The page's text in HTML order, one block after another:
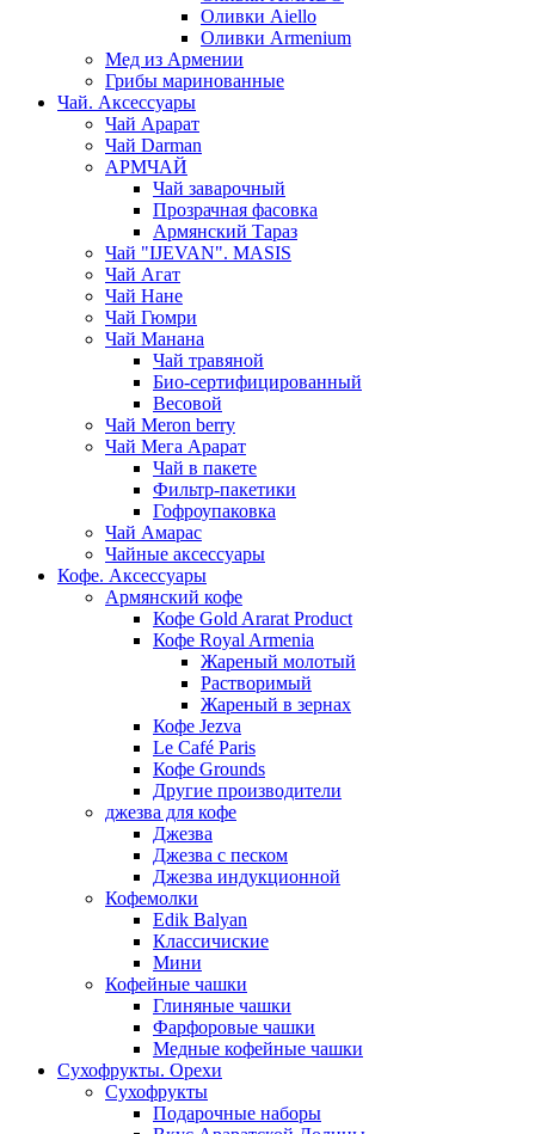
Оливки Aiello
Оливки Armenium
Мед из Армении
Грибы маринованные
Чай. Аксессуары
Чай Арарат
Чай Darman
АРМЧАЙ
Чай заварочный
Прозрачная фасовка
Армянский Тараз
Чай "IJEVAN". MASIS
Чай Агат
Чай Нане
Чай Гюмри
Чай Манана
Чай травяной
Био-сертифицированный
Весовой
Чай Meron berry
Чай Мега Арарат
Чай в пакете
Фильтр-пакетики
Гофроупаковка
Чай Амарас
Чайные аксессуары
Кофе. Аксессуары
Армянский кофе
Кофе Gold Ararat Product
Кофе Royal Armenia
Жареный молотый
Растворимый
Жареный в зернах
Кофе Jezva
Le Café Paris
Кофе Grounds
Другие производители
джезва для кофе
Джезва
Джезва с песком
Джезва индукционной
Кофемолки
Edik Balyan
Классичиские
Мини
Кофейные чашки
Глиняные чашки
Фарфоровые чашки
Медные кофейные чашки
Сухофрукты. Орехи
Сухофрукты
Подарочные наборы